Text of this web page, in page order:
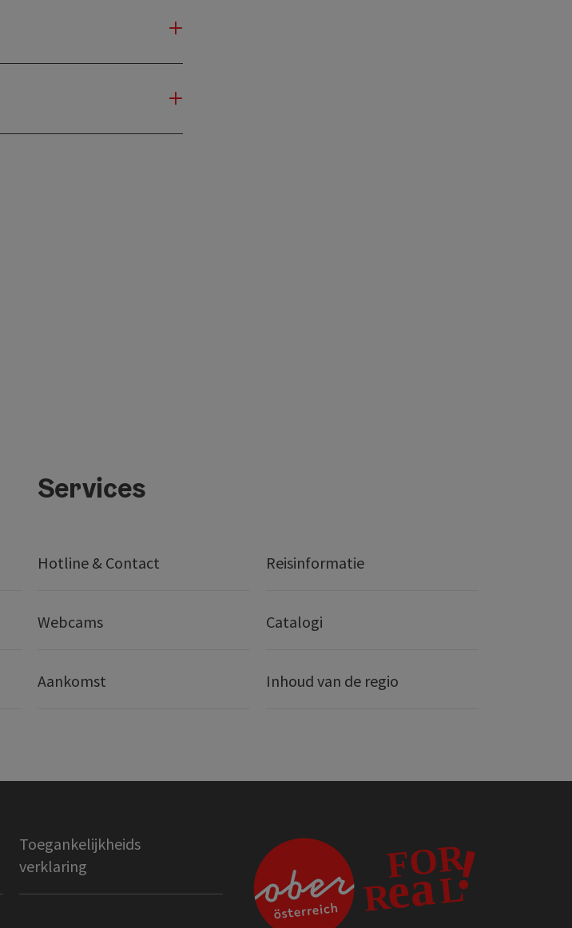
Services
Hotline & Contact Reisinformatie
Webcams Catalogi
Aankomst Inhoud van de regio
Toegankelijkheids
verklaring